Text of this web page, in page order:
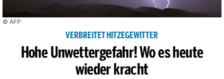
© AFP
VERBREITET HITZEGEWITTER
Hohe Unwettergefahr! Wo es heute
wieder kracht